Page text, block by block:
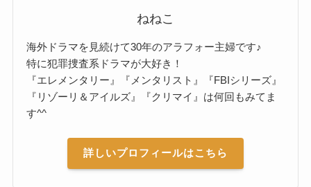
ねねこ
海外ドラマを見続けて30年のアラフォー主婦です♪
特に犯罪捜査系ドラマが大好き！
『エレメンタリー』『メンタリスト』『FBIシリーズ』
『リゾーリ＆アイルズ』『クリマイ』は何回もみてま
す^^
詳しいプロフィールはこちら